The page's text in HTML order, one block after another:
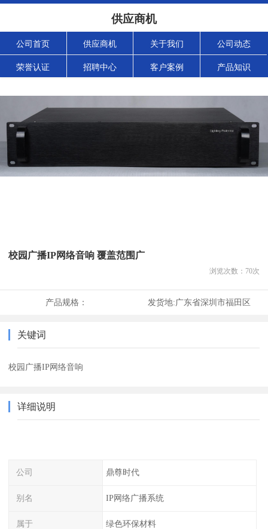
供应商机
公司首页 供应商机 关于我们 公司动态
荣誉认证 招聘中心 客户案例 产品知识
校园广播IP网络音响 覆盖范围广
浏览次数： 70次
产品规格： 发货地:广东省深圳市福田区
关键词
校园广播IP网络音响
详细说明
公司 鼎尊时代
别名 IP网络广播系统
属于 绿色环保材料